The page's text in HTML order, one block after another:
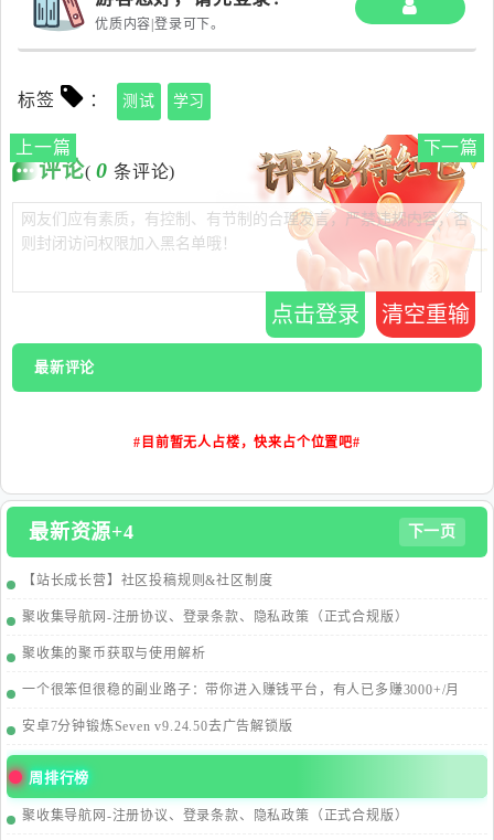
上一篇 下一篇
优质内容|登录可下。
标签 ： 测试 学习
评论(0 条评论)
点击登录 清空重输
最新评论
#目前暂无人占楼，快来占个位置吧#
最新资源+4 下一页
【站长成长营】社区投稿规则&社区制度
聚收集导航网-注册协议、登录条款、隐私政策（正式合规版）
聚收集的聚币获取与使用解析
一个很笨但很稳的副业路子：带你进入赚钱平台，有人已多赚3000+/月
安卓7分钟锻炼Seven v9.24.50去广告解锁版
周排行榜
聚收集导航网-注册协议、登录条款、隐私政策（正式合规版）